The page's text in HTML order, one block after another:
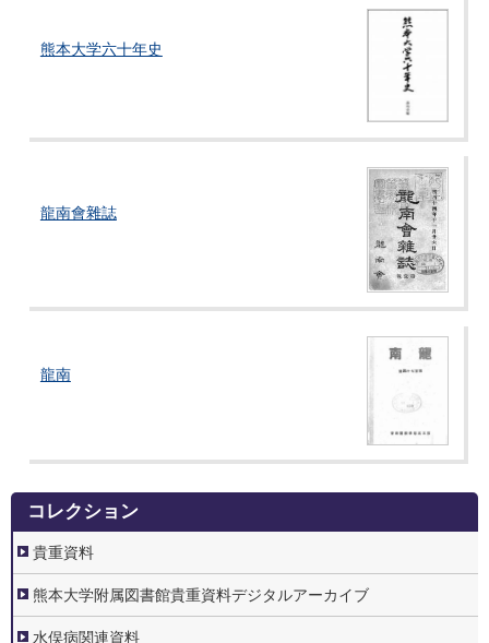
熊本大学六十年史
龍南會雜誌
龍南
4.
レ
ク
シ
ョ
ン
コレクション
貴重資料
熊本大学附属図書館貴重資料デジタルアーカイブ
水俣病関連資料